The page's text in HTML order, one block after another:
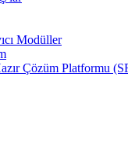
Modüller
Çözüm Platformu